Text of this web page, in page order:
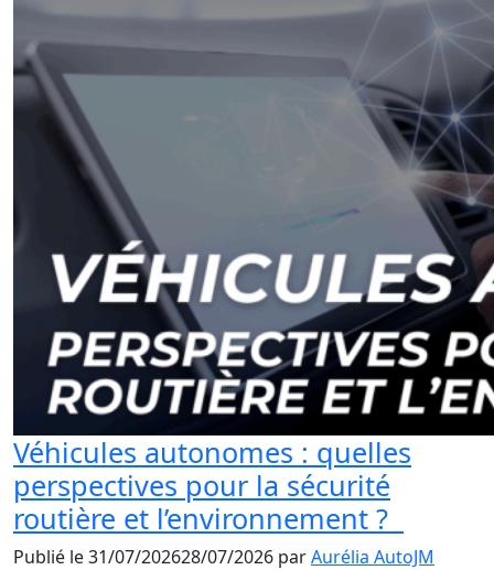
Véhicules autonomes : quelles
perspectives pour la sécurité
routière et l’environnement ?
Publié le31/07/202628/07/2026 parAurélia AutoJM